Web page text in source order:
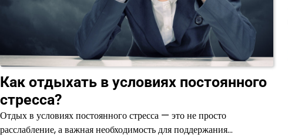
Как отдыхать в условиях постоянного
стресса?
Отдых в условиях постоянного стресса — это не просто
расслабление, а важная необходимость для поддержания…